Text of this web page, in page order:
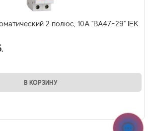
2 полюс, 10А "ВА47-29" IEK
В КОРЗИНУ